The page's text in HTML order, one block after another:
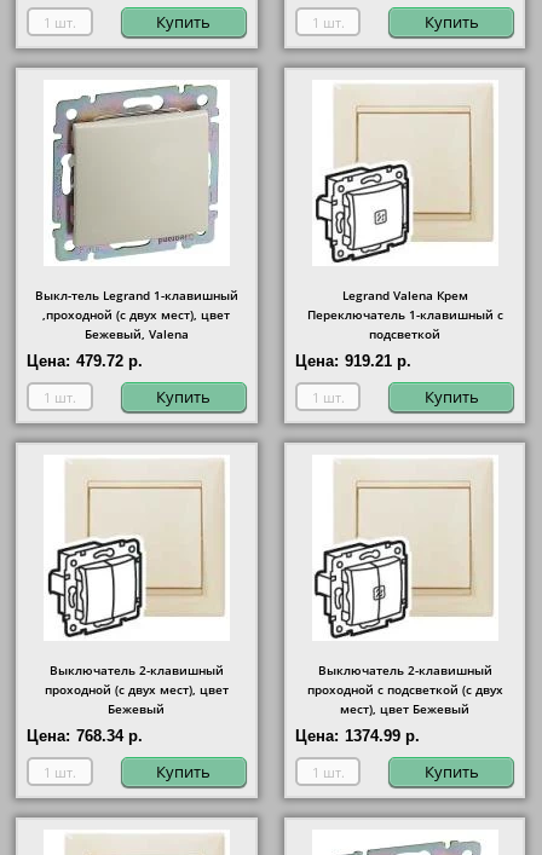
Купить Купить
Выкл-тель Legrand 1-клавишный
,проходной (с двух мест), цвет
Бежевый, Valena
Цена: 479.72 р.
Купить
Legrand Valena Крем
Переключатель 1-клавишный с
подсветкой
Цена: 919.21 р.
Купить
Выключатель 2-клавишный
проходной (с двух мест), цвет
Бежевый
Цена: 768.34 р.
Купить
Выключатель 2-клавишный
проходной с подсветкой (с двух
мест), цвет Бежевый
Цена: 1374.99 р.
Купить